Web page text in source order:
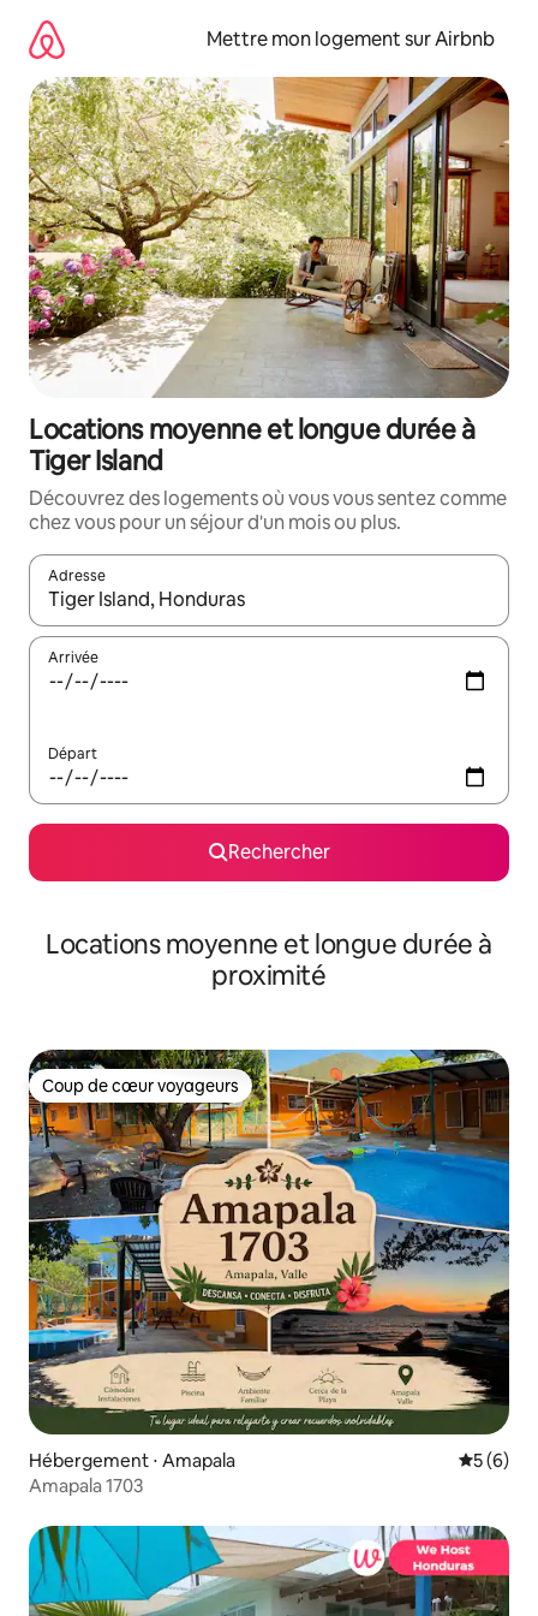
directement
contenu
Mettre mon logement sur Airbnb
Locations moyenne et longue durée à
Tiger Island
Découvrez des logements où vous vous sentez comme
chez vous pour un séjour d'un mois ou plus.
Adresse
Lorsque les résultats s'affichent, utilisez les flèches vers le
Arrivée
Départ
Rechercher
Locations moyenne et longue durée à
proximité
Coup de cœur voyageurs
Coup de cœur voyageurs
Hébergement ⋅ Amapala
5 (6)
Amapala 1703